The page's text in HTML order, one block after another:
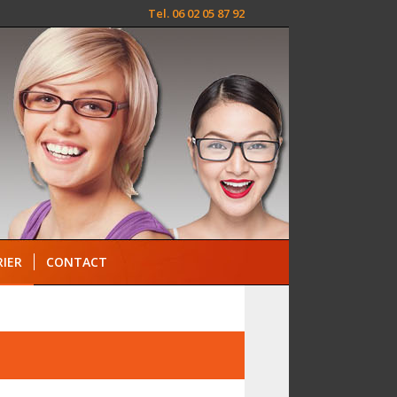
Tel. 06 02 05 87 92
CONTACT